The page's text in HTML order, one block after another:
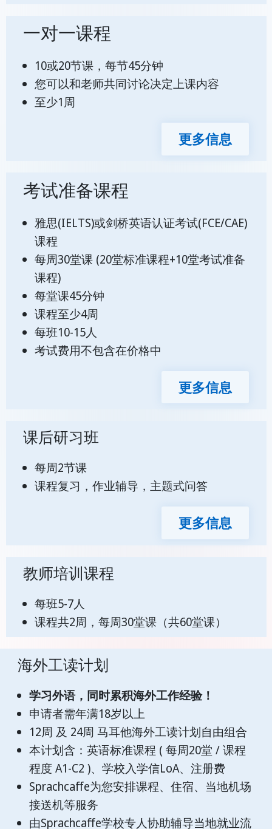
一对一课程
10或20节课，每节45分钟
您可以和老师共同讨论决定上课内容
至少1周
更多信息
考试准备课程
雅思(IELTS)或剑桥英语认证考试(FCE/CAE)
课程
每周30堂课 (20堂标准课程+10堂考试准备
课程)
每堂课45分钟
课程至少4周
每班10-15人
考试费用不包含在价格中
更多信息
课后研习班
每周2节课
课程复习，作业辅导，主题式问答
更多信息
教师培训课程
每班5-7人
课程共2周，每周30堂课（共60堂课）
海外工读计划
学习外语，同时累积海外工作经验！
申请者需年满18岁以上
12周 及 24周 马耳他海外工读计划自由组合
本计划含：英语标准课程 ( 每周20堂 / 课程
程度 A1-C2 )、学校入学信LoA、注册费
Sprachcaffe为您安排课程、住宿、当地机场
接送机等服务
由Sprachcaffe学校专人协助辅导当地就业流